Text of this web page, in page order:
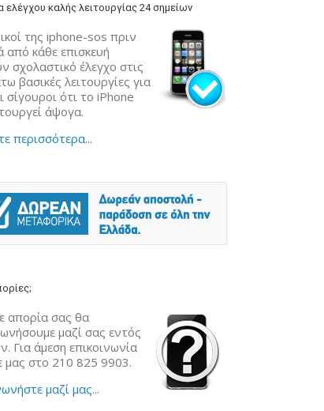
ελέγχου καλής λειτουργίας 24 σημείων
της iphone-sos πριν
από κάθε επισκευή
σχολαστικό έλεγχο στις
βασικές λειτουργίες για
σίγουροι ότι το iPhone
άψογα.
περισσότερα...
απορία σας θα
μαζί σας εντός
Για άμεση επικοινωνία
μας στο 210 825 9903.
μαζί μας...